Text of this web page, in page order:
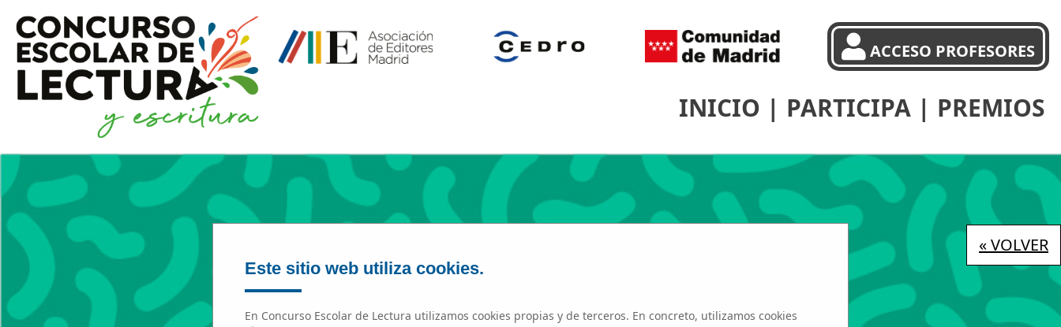
ACCESO PROFESORES
INICIO | PARTICIPA | PREMIOS
« VOLVER
Este sitio web utiliza cookies.
En Concurso Escolar de Lectura utilizamos cookies propias y de terceros. En concreto, utilizamos cookies